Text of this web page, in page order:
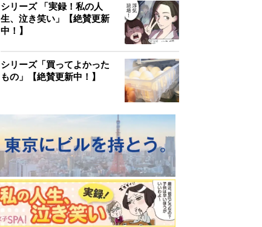
シリーズ 「実録！私の人
生、泣き笑い」【絶賛更新
中！】
シリーズ「買ってよかった
もの」【絶賛更新中！】